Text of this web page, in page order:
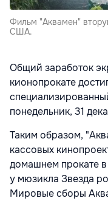
Фильм "Аквамен"
США.
Общий заработок
кионопрокате
понедельник, 31
Таким образом,
кассовых
домашнем прокате
у мюзикла Звезда
Мировые сборы